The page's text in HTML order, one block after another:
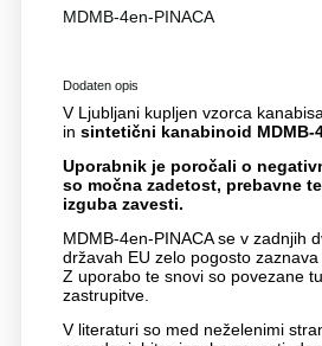
MDMB-4en-PINACA
Dodaten opis
V Ljubljani kupljen vzorca
in sintetični kanabinoid MDMB-
Uporabnik je poročali o
so močna zadetost, prebavne
izguba zavesti.
MDMB-4en-PINACA se v zadnjih
državah EU zelo pogosto zaznava
Z uporabo te snovi so povezane
zastrupitve.
V literaturi so med neželenimi